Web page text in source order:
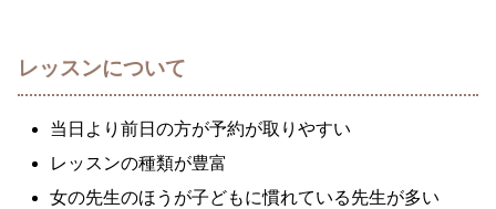
レッスンについて
当日より前日の方が予約が取りやすい
レッスンの種類が豊富
女の先生のほうが子どもに慣れている先生が多い